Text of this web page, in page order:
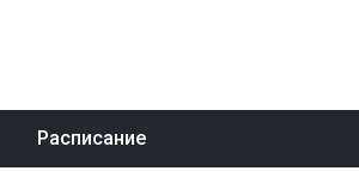
Расписание